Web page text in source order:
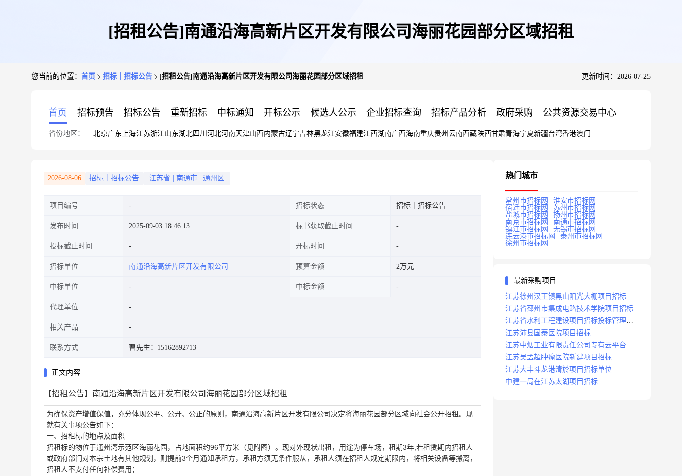
[招租公告]南通沿海高新片区开发有限公司海丽花园部分区域招租
您当前的位置： 首页 招标｜招标公告 [招租公告]南通沿海高新片区开发有限公司海丽花园部分区域招租 更新时间：2026-07-25
首页 招标预告 招标公告 重新招标 中标通知 开标公示 候选人公示 企业招标查询 招标产品分析 政府采购 公共资源交易中心
省份地区： 北京广东 上海江苏浙江山东湖北四川 河北河南天津山西内蒙古辽宁吉林黑龙江安徽福建江西湖南广西海南重庆贵州 云南西藏陕西甘肃青海宁夏新疆台湾香港澳门
2026-08-06 招标｜招标公告 江苏省 南通市 通州区
项目编号 招标状态 招标｜招标公告
发布时间 2025-09-03 18:46:13 标书获取截止时间
投标截止时间 开标时间
招标单位 南通沿海高新片区开发有限公司 预算金额 2万元
中标单位 中标金额
代理单位
相关产品
联系方式 曹先生：15162892713
正文内容
【招租公告】南通沿海高新片区开发有限公司海丽花园部分区域招租
为确保资产增值保值，充分体现公平、公开、公正的原则，南通沿海高新片区开发有限公司决定将海丽花园部分区域向社会公开招租。现
就有关事项公告如下：
一、 招租标的地点及面积
招租标的物位于通州湾示范区海丽花园，占地面积约96平方米（见附图）。现对外现状出租，用途为停车场，租期3年,若租赁期内招租人
或政府部门对本宗土地有其他规划，则提前3个月通知承租方，承租方须无条件服从，承租人须在招租人规定期限内，将相关设备等搬离，
招租人不支付任何补偿费用；
热门城市
常州市招标网
淮安市招标网
宿迁市招标网
苏州市招标网
盐城市招标网
扬州市招标网
南京市招标网
南通市招标网
镇江市招标网
无锡市招标网
连云港市招标网
泰州市招标网
徐州市招标网
最新采购项目
江苏徐州汉王镇黑山阳光大棚项目招标
江苏省邳州市集成电路技术学院项目招标
江苏省水利工程建设项目招标投标管理办
法
江苏沛县国泰医院项目招标
江苏中烟工业有限责任公司专有云平台扩
容项目招标
江苏吴孟超肿瘤医院新建项目招标
江苏大丰斗龙港清於项目招标单位
中建一局在江苏太湖项目招标